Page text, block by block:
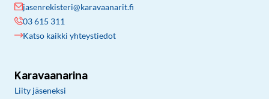
jasenrekisteri@karavaanarit.fi
03 615 311
Katso kaikki yhteystiedot
Karavaanarina
Liity jäseneksi